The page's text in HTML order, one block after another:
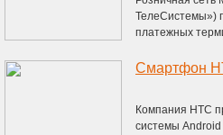
ТелеСистемы»)
платежных
Смартфон
Компания HTC
системы